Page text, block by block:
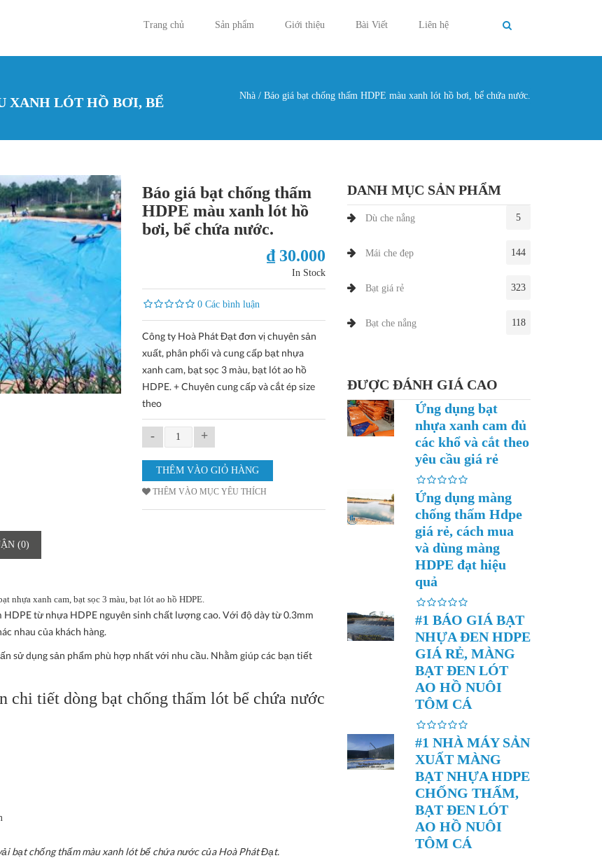
Trang chủ
Sản phẩm Giới thiệu Bài Viết Liên hệ
XANH LÓT HỒ BƠI, BỂ
Nhà / Báo giá bạt chống thấm HDPE màu xanh lót hồ bơi, bể chứa nước.
Báo giá bạt chống thấm
HDPE màu xanh lót hồ
bơi, bể chứa nước.
₫ 30.000
In Stock
0 Các bình luận
Công ty Hoà Phát Đạt đơn vị chuyên sản
xuất, phân phối và cung cấp bạt nhựa
xanh cam, bạt sọc 3 màu, bạt lót ao hồ
HDPE. + Chuyên cung cấp và cắt ép size
theo
- +
THÊM VÀO MỤC YÊU THÍCH
(0)
nhựa xanh cam, bạt sọc 3 màu, bạt lót ao hồ HDPE.
từ nhựa HDPE nguyên sinh chất lượng cao. Với độ dày từ 0.3mm
nhau của khách hàng.
sử dụng sản phẩm phù hợp nhất với nhu cầu. Nhằm giúp các bạn tiết
chi tiết dòng bạt chống thấm lót bể chứa nước
bạt chống thấm màu xanh lót bể chứa nước của Hoà Phát Đạt.
DANH MỤC SẢN PHẨM
Dù che nắng 5
Mái che đẹp 144
Bạt giá rẻ 323
Bạt che nắng 118
ĐƯỢC ĐÁNH GIÁ CAO
Ứng dụng bạt
nhựa xanh cam đủ
các khổ và cắt theo
yêu cầu giá rẻ
Ứng dụng màng
chống thấm Hdpe
giá rẻ, cách mua
và dùng màng
HDPE đạt hiệu
quả
#1 BÁO GIÁ BẠT
NHỰA ĐEN HDPE
GIÁ RẺ, MÀNG
BẠT ĐEN LÓT
AO HỒ NUÔI
TÔM CÁ
#1 NHÀ MÁY SẢN
XUẤT MÀNG
BẠT NHỰA HDPE
CHỐNG THẤM,
BẠT ĐEN LÓT
AO HỒ NUÔI
TÔM CÁ